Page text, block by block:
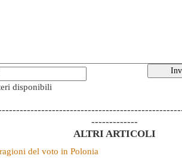
disponibili
-------------
ALTRI ARTICOLI
del voto in Polonia